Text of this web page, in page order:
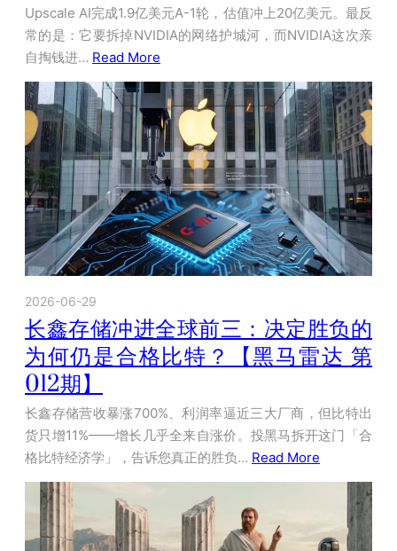
Upscale AI完成1.9亿美元A-1轮，估值冲上20亿美元。最反
常的是：它要拆掉NVIDIA的网络护城河，而NVIDIA这次亲
自掏钱进… Read More
2026-06-29
长鑫存储冲进全球前三：决定胜负的
为何仍是合格比特？【黑马雷达 第
012期】
长鑫存储营收暴涨700%、利润率逼近三大厂商，但比特出
货只增11%——增长几乎全来自涨价。投黑马拆开这门「合
格比特经济学」，告诉您真正的胜负… Read More